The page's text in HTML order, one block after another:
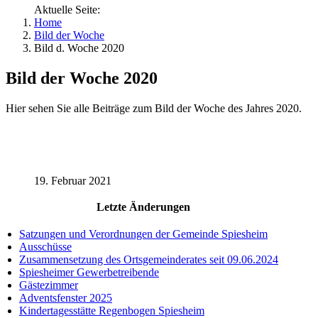
Aktuelle Seite:
Home
Bild der Woche
Bild d. Woche 2020
Bild der Woche 2020
Hier sehen Sie alle Beiträge zum Bild der Woche des Jahres 2020.
19. Februar 2021
Letzte Änderungen
Satzungen und Verordnungen der Gemeinde Spiesheim
Ausschüsse
Zusammensetzung des Ortsgemeinderates seit 09.06.2024
Spiesheimer Gewerbetreibende
Gästezimmer
Adventsfenster 2025
Kindertagesstätte Regenbogen Spiesheim